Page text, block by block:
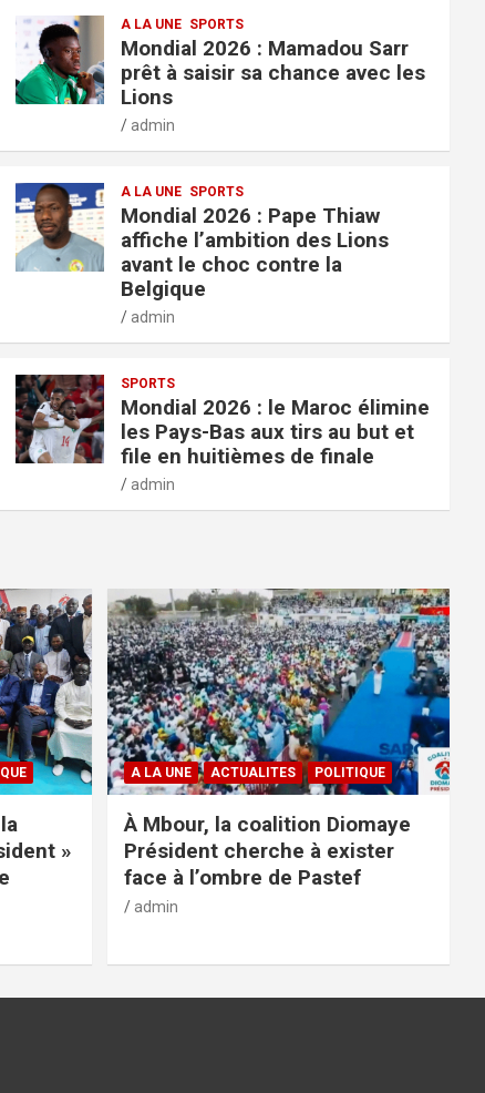
A LA UNE SPORTS
Mondial 2026 : Mamadou Sarr
prêt à saisir sa chance avec les
Lions
admin
A LA UNE SPORTS
Mondial 2026 : Pape Thiaw
affiche l’ambition des Lions
avant le choc contre la
Belgique
admin
SPORTS
Mondial 2026 : le Maroc élimine
les Pays-Bas aux tirs au but et
file en huitièmes de finale
admin
»
A LA UNE ACTUALITES POLITIQUE
À Mbour, la coalition Diomaye
Président cherche à exister
face à l’ombre de Pastef
admin